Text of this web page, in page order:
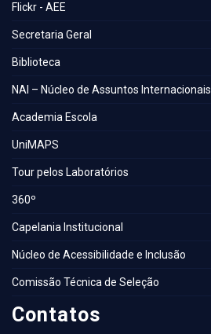
Flickr - AEE
Secretaria Geral
Biblioteca
NAI – Núcleo de Assuntos Internacionais
Academia Escola
UniMAPS
Tour pelos Laboratórios
360º
Capelania Institucional
Núcleo de Acessibilidade e Inclusão
Comissão Técnica de Seleção
Contatos